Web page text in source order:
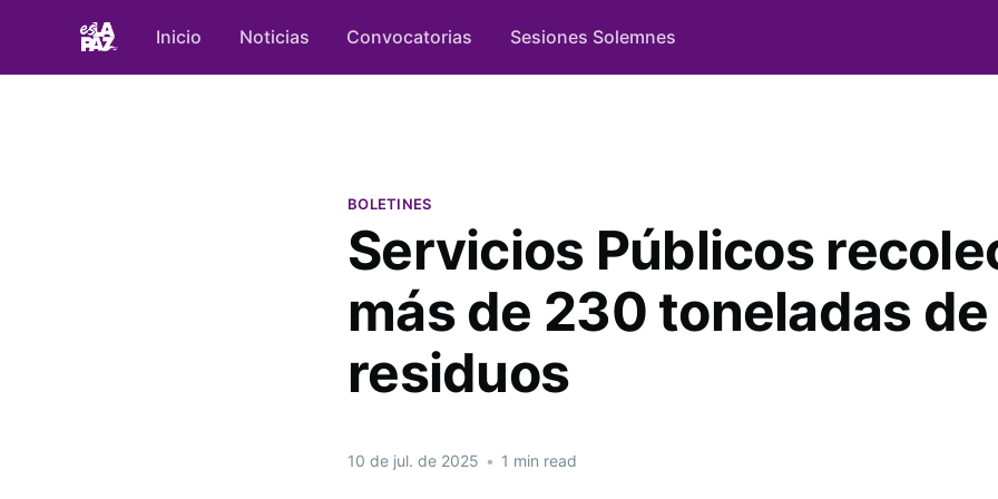
Inicio Noticias Convocatorias Sesiones Solemnes
BOLETINES
Servicios Públicos
más de 230 toneladas de
residuos
10 de jul. de 2025 • 1 min read